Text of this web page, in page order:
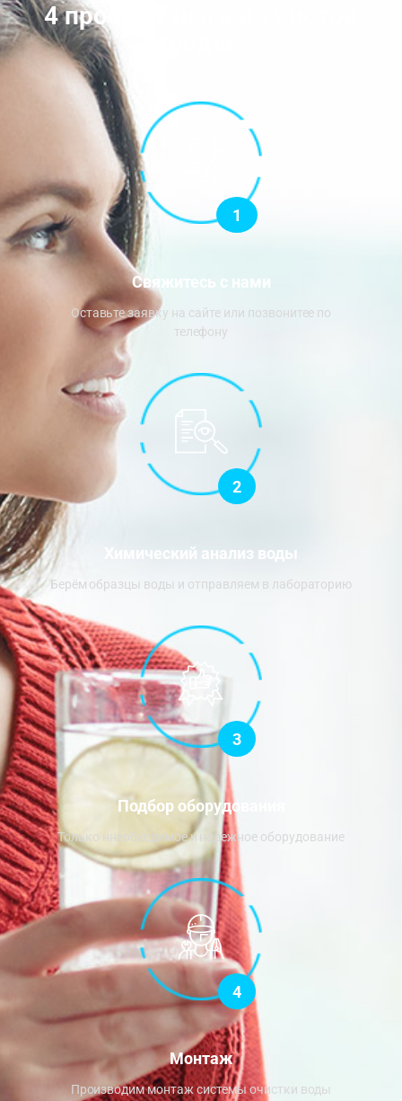
4 простых шага до чистой
1
Свяжитесь с нами
Оставьте заявку на сайте или позвонитее по
телефону
2
Химический анализ воды
Берём образцы воды и отправляем в лабораторию
3
Подбор оборудования
Только ннеобходимое и надежное оборудование
4
Монтаж
Производим монтаж системы очистки воды